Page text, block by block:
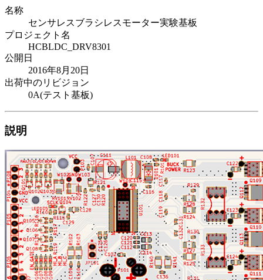
名称
センサレスブラシレスモーター実験基板
プロジェクト名
HCBLDC_DRV8301
公開日
2016年8月20日
出荷中のリビジョン
0A(テスト基板)
説明